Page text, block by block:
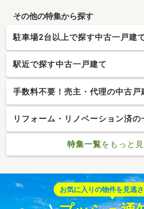
その他の特集から探す
駐車場2台以上で探す中古一戸建
駅近で探す中古一戸建て
手数料不要！売主・代理の中古戸
リフォーム・リノベーション済の
特集一覧をもっと
お気に入りの物件を見逃さ